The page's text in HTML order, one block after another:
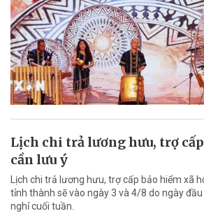
Lịch chi trả lương hưu, trợ
cần lưu ý
Lịch chi trả lương hưu, trợ cấp bảo hiểm xã
tỉnh thành sẽ vào ngày 3 và 4/8 do ngày
nghỉ cuối tuần.